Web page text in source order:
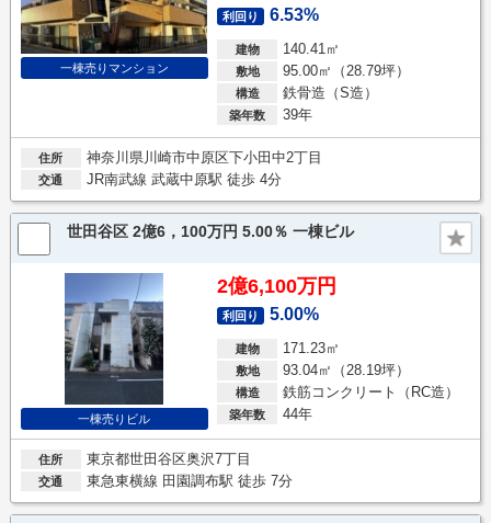
一棟売りマンション
利回り 6.53%
建物 140.41㎡
敷地 95.00㎡（28.79坪）
構造 鉄骨造（S造）
築年数 39年
住所 神奈川県川崎市中原区下小田中2丁目
交通 JR南武線 武蔵中原駅 徒歩 4分
世田谷区 2億6，100万円 5.00％ 一棟ビル
一棟売りビル
2億6,100万円
利回り 5.00%
建物 171.23㎡
敷地 93.04㎡（28.19坪）
構造 鉄筋コンクリート（RC造）
築年数 44年
住所 東京都世田谷区奥沢7丁目
交通 東急東横線 田園調布駅 徒歩 7分